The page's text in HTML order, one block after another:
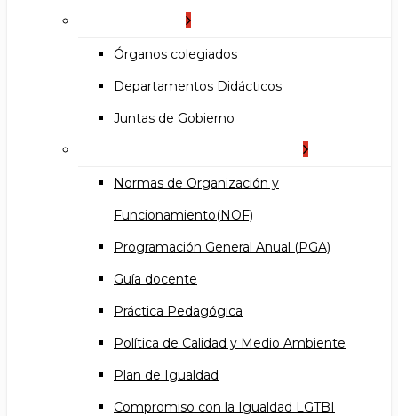
Órganos colegiados
Departamentos Didácticos
Juntas de Gobierno
Normas de Organización y
Funcionamiento(NOF)
Programación General Anual (PGA)
Guía docente
Práctica Pedagógica
Política de Calidad y Medio Ambiente
Plan de Igualdad
Compromiso con la Igualdad LGTBI